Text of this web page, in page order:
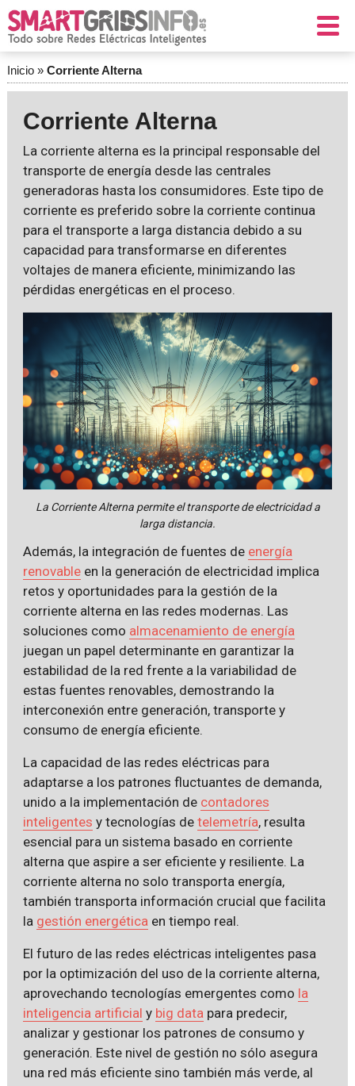
Inicio» Corriente Alterna
Corriente Alterna
La corriente alterna es la principal responsable del
transporte de energía desde las centrales
generadoras hasta los consumidores. Este tipo de
corriente es preferido sobre la corriente continua
para el transporte a larga distancia debido a su
capacidad para transformarse en diferentes
voltajes de manera eficiente, minimizando las
pérdidas energéticas en el proceso.
La Corriente Alterna permite el transporte de electricidad a
larga distancia.
Además, la integración de fuentes de energía
renovableen la generación de electricidad implica
retos y oportunidades para la gestión de la
corriente alterna en las redes modernas. Las
soluciones como almacenamiento de energía
juegan un papel determinante en garantizar la
estabilidad de la red frente a la variabilidad de
estas fuentes renovables, demostrando la
interconexión entre generación, transporte y
consumo de energía eficiente.
La capacidad de las redes eléctricas para
adaptarse a los patrones fluctuantes de demanda,
unido a la implementación de contadores
inteligentes y tecnologías de telemetría, resulta
esencial para un sistema basado en corriente
alterna que aspire a ser eficiente y resiliente. La
corriente alterna no solo transporta energía,
también transporta información crucial que facilita
la gestión energética en tiempo real.
El futuro de las redes eléctricas inteligentes pasa
por la optimización del uso de la corriente alterna,
aprovechando tecnologías emergentes como la
inteligencia artificial y big data para predecir,
analizar y gestionar los patrones de consumo y
generación. Este nivel de gestión no sólo asegura
una red más eficiente sino también más verde, al